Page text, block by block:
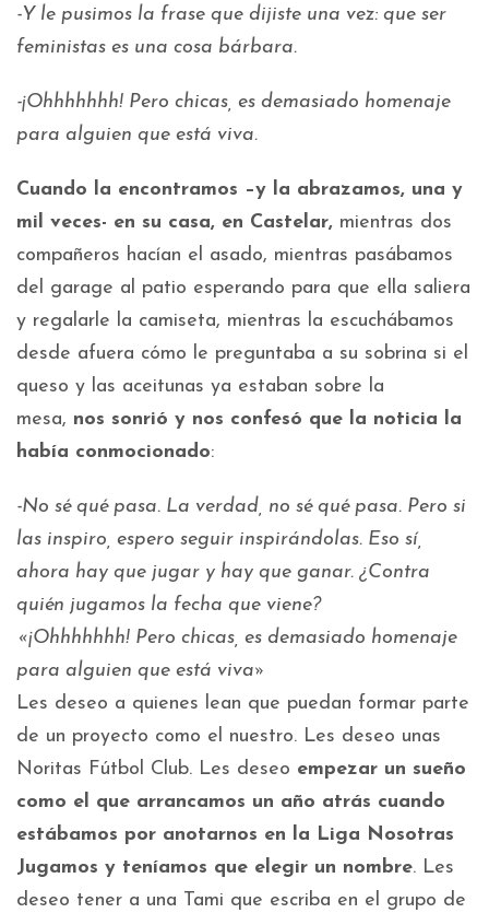
-Y le pusimos la frase que dijiste una vez: que ser
feministas es una cosa bárbara.
-¡Ohhhhhhh! Pero chicas, es demasiado homenaje
para alguien que está viva.
Cuando la encontramos –y la abrazamos, una y
mil veces- en su casa, en Castelar, mientras dos
compañeros hacían el asado, mientras pasábamos
del garage al patio esperando para que ella saliera
y regalarle la camiseta, mientras la escuchábamos
desde afuera cómo le preguntaba a su sobrina si el
queso y las aceitunas ya estaban sobre la
mesa, nos sonrió y nos confesó que la noticia la
había conmocionado:
-No sé qué pasa. La verdad, no sé qué pasa. Pero si
las inspiro, espero seguir inspirándolas. Eso sí,
ahora hay que jugar y hay que ganar. ¿Contra
quién jugamos la fecha que viene?
«¡Ohhhhhhh! Pero chicas, es demasiado homenaje
para alguien que está viva»
Les deseo a quienes lean que puedan formar parte
de un proyecto como el nuestro. Les deseo unas
Noritas Fútbol Club. Les deseo empezar un sueño
como el que arrancamos un año atrás cuando
estábamos por anotarnos en la Liga Nosotras
Jugamos y teníamos que elegir un nombre. Les
deseo tener a una Tami que escriba en el grupo de